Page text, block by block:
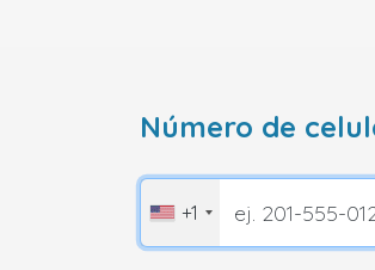
Número de
+1